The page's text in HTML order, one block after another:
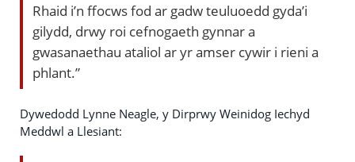
Rhaid i’n ffocws fod ar gadw teuluoedd gyda’i
gilydd, drwy roi cefnogaeth gynnar a
gwasanaethau ataliol ar yr amser cywir i rieni a
phlant.”
Dywedodd Lynne Neagle, y Dirprwy Weinidog Iechyd
Meddwl a Llesiant: